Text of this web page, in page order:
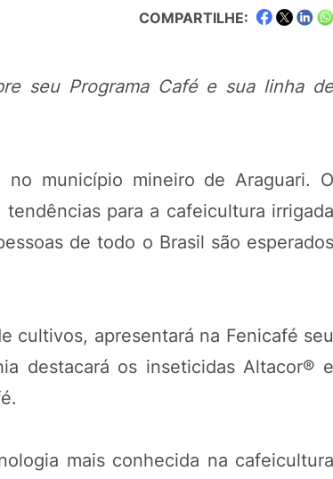
COMPARTILHE:
seu Programa Café e sua linha de
município mineiro de Araguari. O
para a cafeicultura irrigada
de todo o Brasil são esperados
cultivos, apresentará na Fenicafé seu
destacará os inseticidas Altacor® e
mais conhecida na cafeicultura